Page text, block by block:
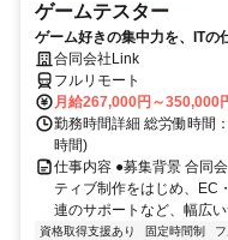
ゲームテスター
ゲーム好きの集中力を、ITの
合同会社Link
フルリモート
月給267,000円～350,000
勤務時間詳細 総労働時間
時間)
仕事内容 ●募集背景 合同
ティブ制作をはじめ、EC
連のサポートなど、幅広
資格取得支援あり 固定時間制